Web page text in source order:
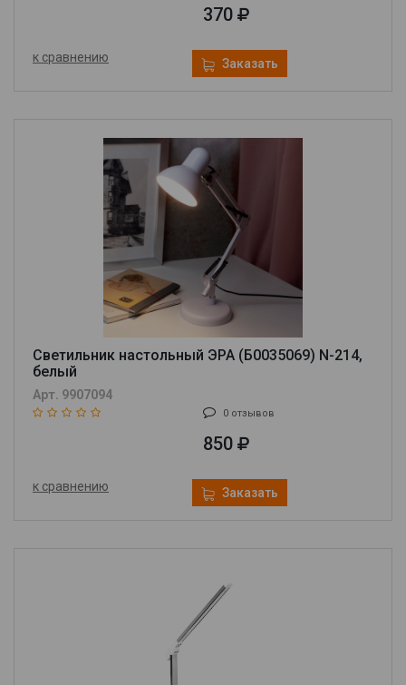
370
к сравнению Заказать
Светильник настольный ЭРА (Б0035069) N-214,
белый
Арт. 9907094
0 отзывов
850
к сравнению Заказать